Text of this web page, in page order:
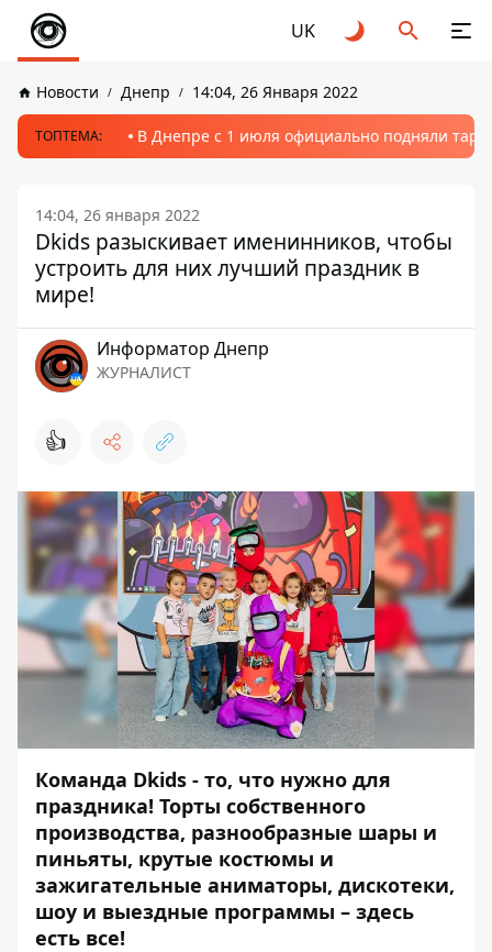
UK
Новости Днепр 14:04, 26 Января 2022
ТОПТЕМА: В Днепре с 1 июля официально подняли
14:04, 26 января 2022
Dkids разыскивает именинников, чтобы
устроить для них лучший праздник в
мире!
Информатор Днепр
ЖУРНАЛИСТ
👍
Команда Dkids - то, что нужно для
праздника! Торты собственного
производства, разнообразные шары и
пиньяты, крутые костюмы и
зажигательные аниматоры, дискотеки,
шоу и выездные программы – здесь
есть все!